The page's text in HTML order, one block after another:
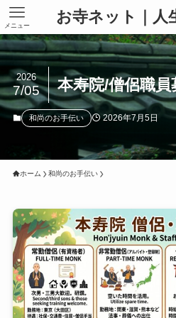
お寺ネット｜人
メニュー
本寿院/僧侶職員
2026
7/05
和尚のお手伝い 2026年7月5日
ホーム 和尚のお手伝い